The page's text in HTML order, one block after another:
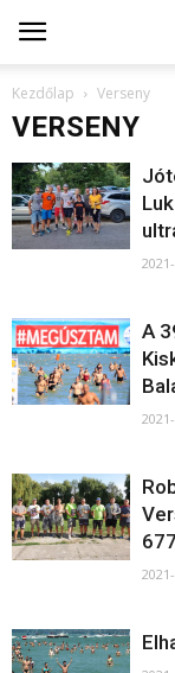
Kezdőlap Verseny
VERSENY
A